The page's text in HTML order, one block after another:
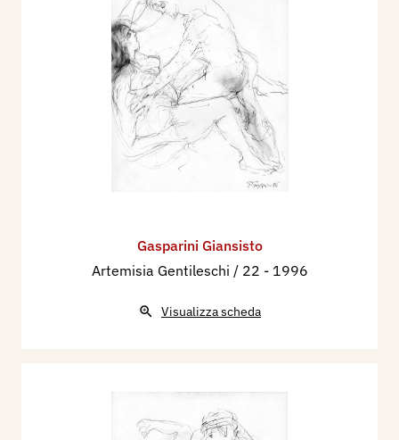
Gasparini Giansisto
Artemisia Gentileschi / 22 - 1996
Visualizza scheda